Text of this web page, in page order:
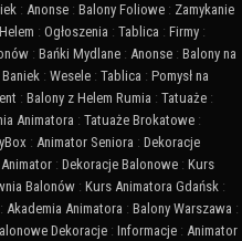
: Anonse : Balony Foliowe : Zamykanie
: Ogłoszenia : Tablica : Firmy :
: Bańki Mydlane : Anonse : Balony na
: Wesele : Tablica : Pomysł na
: Balony z Helem Rumia : Tatuaże :
Animatora : Tatuaże Brokatowe :
: Animator Seniora : Dekoracje
Animator : Dekoracje Balonowe : Kurs
Balonów : Kurs Animatora Gdańsk :
: Akademia Animatora : Balony Warszawa :
Dekoracje : Informacje : Animator